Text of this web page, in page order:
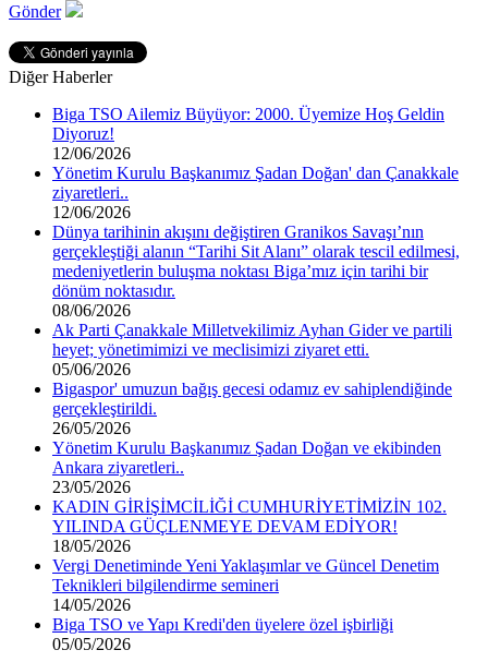
Gönder
Diğer Haberler
Biga TSO Ailemiz Büyüyor: 2000. Üyemize Hoş Geldin
Diyoruz!
12/06/2026
Yönetim Kurulu Başkanımız Şadan Doğan' dan Çanakkale
ziyaretleri..
12/06/2026
Dünya tarihinin akışını değiştiren Granikos Savaşı’nın
gerçekleştiği alanın “Tarihi Sit Alanı” olarak tescil edilmesi,
medeniyetlerin buluşma noktası Biga’mız için tarihi bir
dönüm noktasıdır.
08/06/2026
Ak Parti Çanakkale Milletvekilimiz Ayhan Gider ve partili
heyet; yönetimimizi ve meclisimizi ziyaret etti.
05/06/2026
Bigaspor' umuzun bağış gecesi odamız ev sahiplendiğinde
gerçekleştirildi.
26/05/2026
Yönetim Kurulu Başkanımız Şadan Doğan ve ekibinden
Ankara ziyaretleri..
23/05/2026
KADIN GİRİŞİMCİLİĞİ CUMHURİYETİMİZİN 102.
YILINDA GÜÇLENMEYE DEVAM EDİYOR!
18/05/2026
Vergi Denetiminde Yeni Yaklaşımlar ve Güncel Denetim
Teknikleri bilgilendirme semineri
14/05/2026
Biga TSO ve Yapı Kredi'den üyelere özel işbirliği
05/05/2026